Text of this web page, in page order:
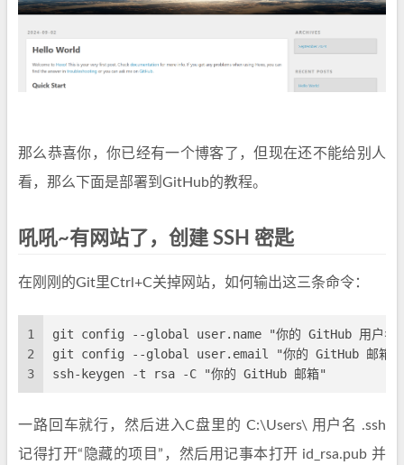
那么恭喜你，你已经有一个博客了，但现在还不能给别人
看，那么下面是部署到GitHub的教程。
吼吼~有网站了，创建 SSH 密匙
在刚刚的Git里Ctrl+C关掉网站，如何输出这三条命令：
1
2
3
git config --global user.name "你的 GitHub 用户名"
git config --global user.email "你的 GitHub 邮箱"
ssh-keygen -t rsa -C "你的 GitHub 邮箱"
一路回车就行，然后进入C盘里的 C:\Users\ 用户名 .ssh
记得打开“隐藏的项目”，然后用记事本打开 id_rsa.pub 并